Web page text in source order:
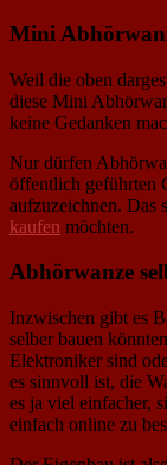
Mini
Weil die oben
diese Mini
keine Gedanken
Nur dürfen
öffentlich geführten
aufzuzeichnen. Das
kaufen möchten.
Abhörwanze
Inzwischen gibt es
selber bauen
Elektroniker sind
es sinnvoll ist, die
es ja viel einfacher,
einfach online zu